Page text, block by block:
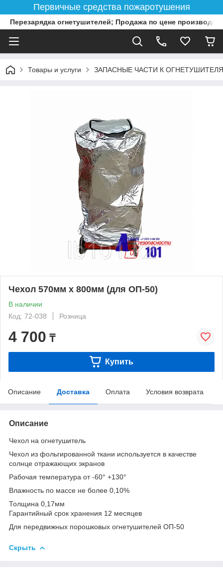
Первичные средства пожаротушения
Перезарядка огнетушителей; Продажа по цене
Товары и услуги ЗАПАСНЫЕ ЧАСТИ К
Чехол 570мм х 800мм (для ОП-50)
В наличии
Код: 72-038
Розница
4 700 ₸
Купить
Описание Доставка Оплата Условия возврата
Описание
Чехол на огнетушитель
Чехол из фольгированной ткани используется в качестве
солнце отражающих экранов
Рабочая температура от -60° +130°
Влажность по массе не более 0,10%
Толщина 0,17мм
Гарантийный срок хранения 12 месяцев
Для передвижных порошковых огнетушителей ОП-50
Скрыть